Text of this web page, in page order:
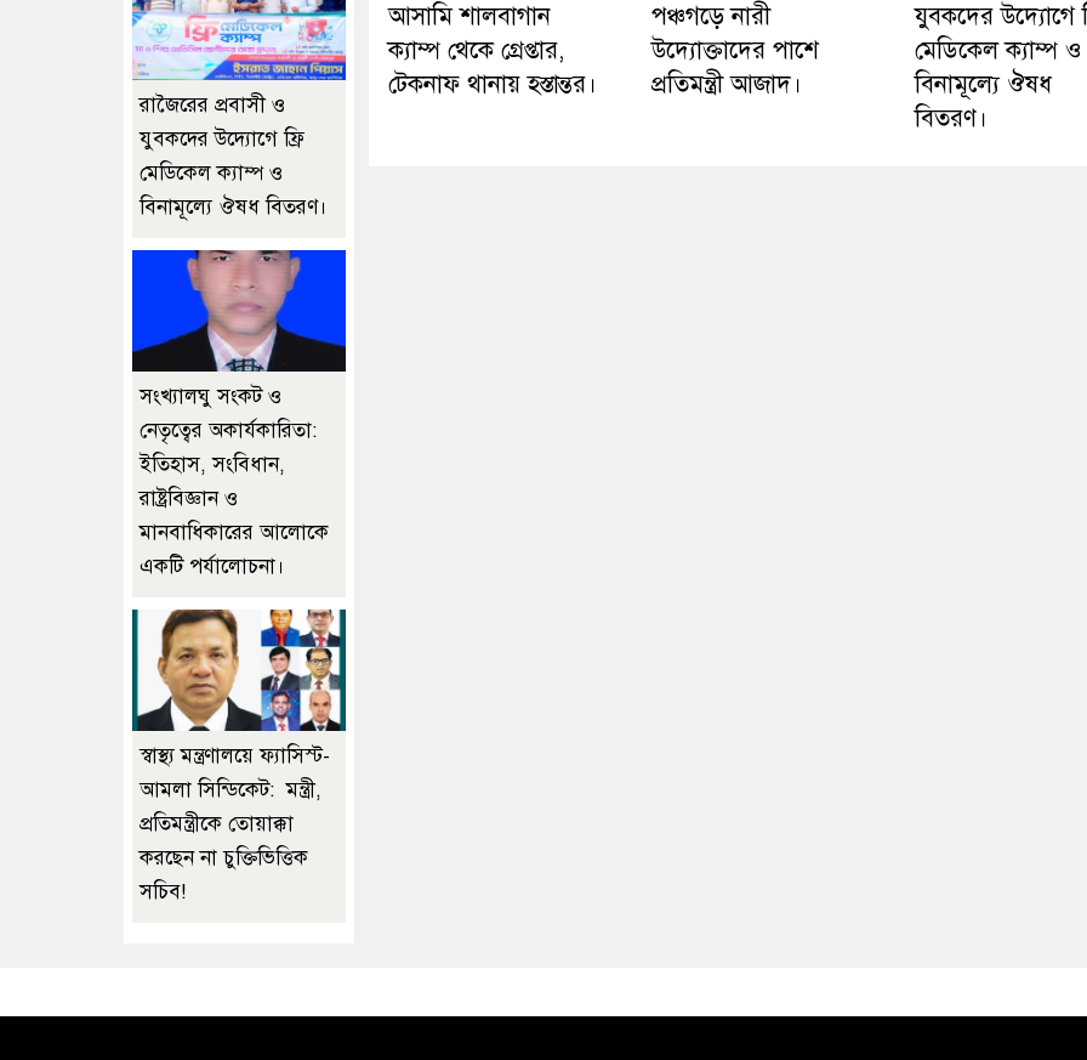
আসামি শালবাগান
ক্যাম্প থেকে গ্রেপ্তার,
টেকনাফ থানায় হস্তান্তর।
পঞ্চগড়ে নারী
উদ্যোক্তাদের পাশে
প্রতিমন্ত্রী আজাদ।
যুবকদের উদ্যোগে
মেডিকেল ক্যাম্প ও
বিনামূল্যে ঔষধ
বিতরণ।
রাজৈরের‌ প্রবাসী ও
যুবকদের উদ্যোগে ফ্রি
মেডিকেল ক্যাম্প ও
বিনামূল্যে ঔষধ বিতরণ।
সংখ্যালঘু সংকট ও
নেতৃত্বের অকার্যকারিতা:
ইতিহাস, সংবিধান,
রাষ্ট্রবিজ্ঞান ও
মানবাধিকারের আলোকে
একটি পর্যালোচনা।
স্বাস্থ্য মন্ত্রণালয়ে ফ্যাসিস্ট-
আমলা সিন্ডিকেট: মন্ত্রী,
প্রতিমন্ত্রীকে তোয়াক্কা
করছেন না চুক্তিভিত্তিক
সচিব!